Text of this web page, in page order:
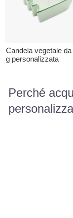
Candela vegetale da
g personalizzata
Perché